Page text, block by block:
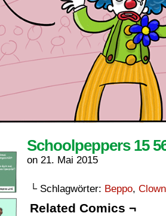
Schoolpeppers 15
on 21. Mai 2015
└ Schlagwörter: Beppo, Clown
Related Comics ¬